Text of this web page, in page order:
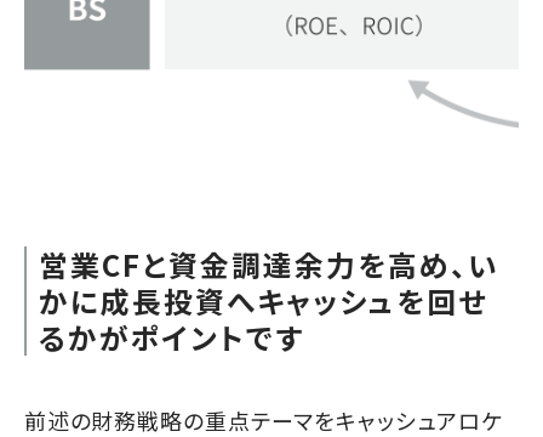
営業CFと資金調達余力を高め、い
かに成長投資へキャッシュを回せ
るかがポイントです
前述の財務戦略の重点テーマをキャッシュアロケ